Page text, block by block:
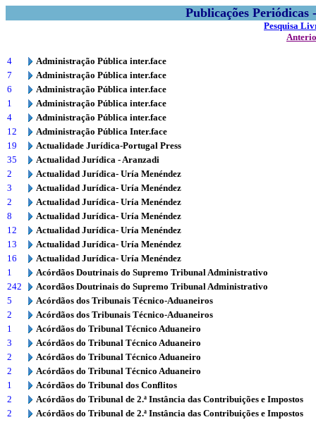
Publicações
Pesquisa
4
Administração Pública inter.face
7
Administração Pública inter.face
6
Administração Pública inter.face
1
Administração Pública inter.face
4
Administração Pública inter.face
12
Administração Pública Inter.face
19
Actualidade Jurídica-Portugal Press
35
Actualidad Jurídica - Aranzadi
2
Actualidad Jurídica- Uría Menéndez
3
Actualidad Jurídica- Uría Menéndez
2
Actualidad Jurídica- Uría Menéndez
8
Actualidad Jurídica- Uría Menéndez
12
Actualidad Jurídica- Uría Menéndez
13
Actualidad Jurídica- Uría Menéndez
16
Actualidad Jurídica- Uría Menéndez
1
Acórdãos Doutrinais do Supremo Tribunal Administrativo
242
Acordãos Doutrinais do Supremo Tribunal Administrativo
5
Acórdãos dos Tribunais Técnico-Aduaneiros
2
Acórdãos dos Tribunais Técnico-Aduaneiros
1
Acórdãos do Tribunal Técnico Aduaneiro
3
Acórdãos do Tribunal Técnico Aduaneiro
2
Acórdãos do Tribunal Técnico Aduaneiro
2
Acórdãos do Tribunal Técnico Aduaneiro
1
Acórdãos do Tribunal dos Conflitos
2
Acórdãos do Tribunal de 2.ª Instância das Contribuições e Impostos
2
Acórdãos do Tribunal de 2.ª Instância das Contribuições e Impostos